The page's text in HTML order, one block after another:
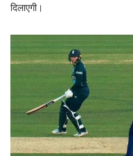
दिलाएगी।